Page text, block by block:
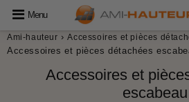
Menu
Ami-hauteur › Accessoires et pièces
Accessoires et pièces détachées
Accessoires et
escabeau